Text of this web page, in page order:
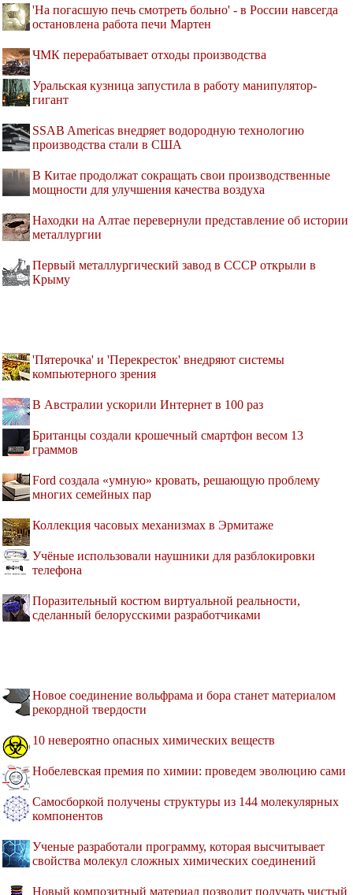
'На погасшую печь смотреть больно' - в России навсегда
остановлена работа печи Мартен
ЧМК перерабатывает отходы производства
Уральская кузница запустила в работу манипулятор-
гигант
SSAB Americas внедряет водородную технологию
производства стали в США
В Китае продолжат сокращать свои производственные
мощности для улучшения качества воздуха
Находки на Алтае перевернули представление об истории
металлургии
Первый металлургический завод в СССР открыли в
Крыму
'Пятерочка' и 'Перекресток' внедряют системы
компьютерного зрения
В Австралии ускорили Интернет в 100 раз
Британцы создали крошечный смартфон весом 13
граммов
Ford создала «умную» кровать, решающую проблему
многих семейных пар
Коллекция часовых механизмах в Эрмитаже
Учёные использовали наушники для разблокировки
телефона
Поразительный костюм виртуальной реальности,
сделанный белорусскими разработчиками
Новое соединение вольфрама и бора станет материалом
рекордной твердости
10 невероятно опасных химических веществ
Нобелевская премия по химии: проведем эволюцию сами
Самосборкой получены структуры из 144 молекулярных
компонентов
Ученые разработали программу, которая высчитывает
свойства молекул сложных химических соединений
Новый композитный материал позволит получать чистый